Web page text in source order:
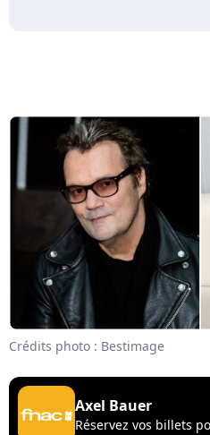
Crédits photo : Bestimage
Axel Bauer
Réservez vos billets